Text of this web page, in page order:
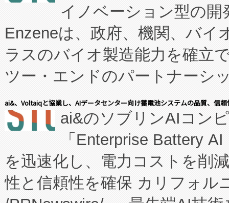
イノベーション型の
Enzeneは、政府、機関、バイ
ラスのバイオ製造能力を確立
ツー・エンドのパートナーシ
表しました。 同社の実績ある
manufacturing™ (FCCM™) プ
たNeXは、バイオ医薬品製造
従来のフェッドバッチ施設の
に、患者やサプライチェーン
ai&、Voltaiqと協業し、AIデータセンター向け蓄電池システムの品質、信
ai&のソブリンAIコン
「Enterprise Battery
を迅速化し、電力コストを削
性と信頼性を確保 カリフォル